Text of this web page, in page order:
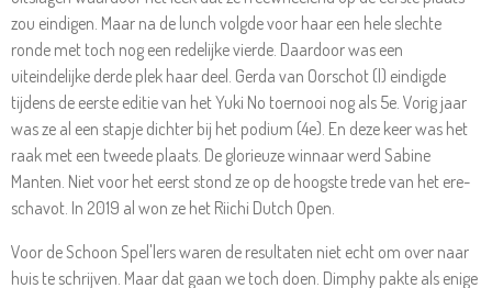
zou eindigen. Maar na de lunch volgde voor haar een hele slechte
ronde met toch nog een redelijke vierde. Daardoor was een
uiteindelijke derde plek haar deel. Gerda van Oorschot (l) eindigde
tijdens de eerste editie van het Yuki No toernooi nog als 5e. Vorig jaar
was ze al een stapje dichter bij het podium (4e). En deze keer was het
raak met een tweede plaats. De glorieuze winnaar werd Sabine
Manten. Niet voor het eerst stond ze op de hoogste trede van het ere-
schavot. In 2019 al won ze het Riichi Dutch Open.
Voor de Schoon Spel'lers waren de resultaten niet echt om over naar
huis te schrijven. Maar dat gaan we toch doen. Dimphy pakte als enige